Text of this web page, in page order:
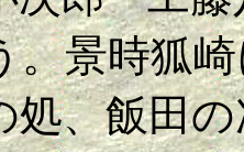
。景時狐
飯田の